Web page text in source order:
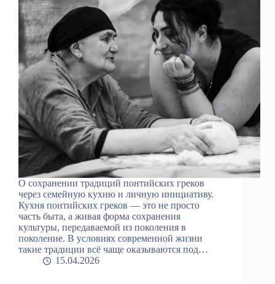
О сохранении традиций понтийских греков
через семейную кухню и личную инициативу.
Кухня понтийских греков — это не просто
часть быта, а живая форма сохранения
культуры, передаваемой из поколения в
поколение. В условиях современной жизни
такие традиции всё чаще оказываются под…
15.04.2026